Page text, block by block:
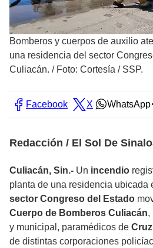
Bomberos y cuerpos de auxilio
una residencia del sector
Culiacán. / Foto: Cortesía / SSP.
Facebook X WhatsApp
Redacción / El Sol De
Culiacán, Sin.- Un incendio
planta de una residencia ubicada
sector Congreso del Estado
Cuerpo de Bomberos Culiacán,
y municipal, paramédicos de
de distintas corporaciones